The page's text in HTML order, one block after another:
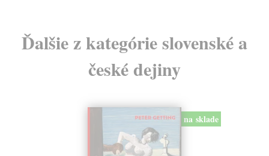
Ďalšie z kategórie slovenské a
české dejiny
na sklade